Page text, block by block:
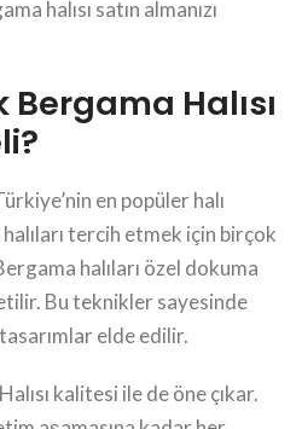
halısı satın almanızı
Halısı
en popüler halı
tercih etmek için birçok
halıları özel dokuma
Bu teknikler sayesinde
elde edilir.
kalitesi ile de öne çıkar.